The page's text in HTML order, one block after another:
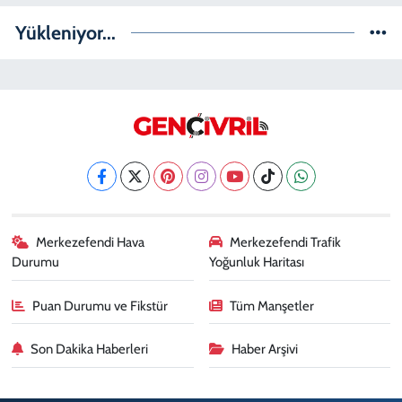
Yükleniyor...
Merkezefendi Hava
Durumu
Merkezefendi Trafik
Yoğunluk Haritası
Puan Durumu ve Fikstür Tüm Manşetler
Son Dakika Haberleri Haber Arşivi